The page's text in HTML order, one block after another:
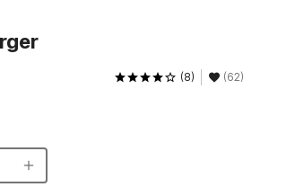
(8) (62)